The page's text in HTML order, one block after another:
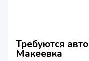
Требуются
Макеевка